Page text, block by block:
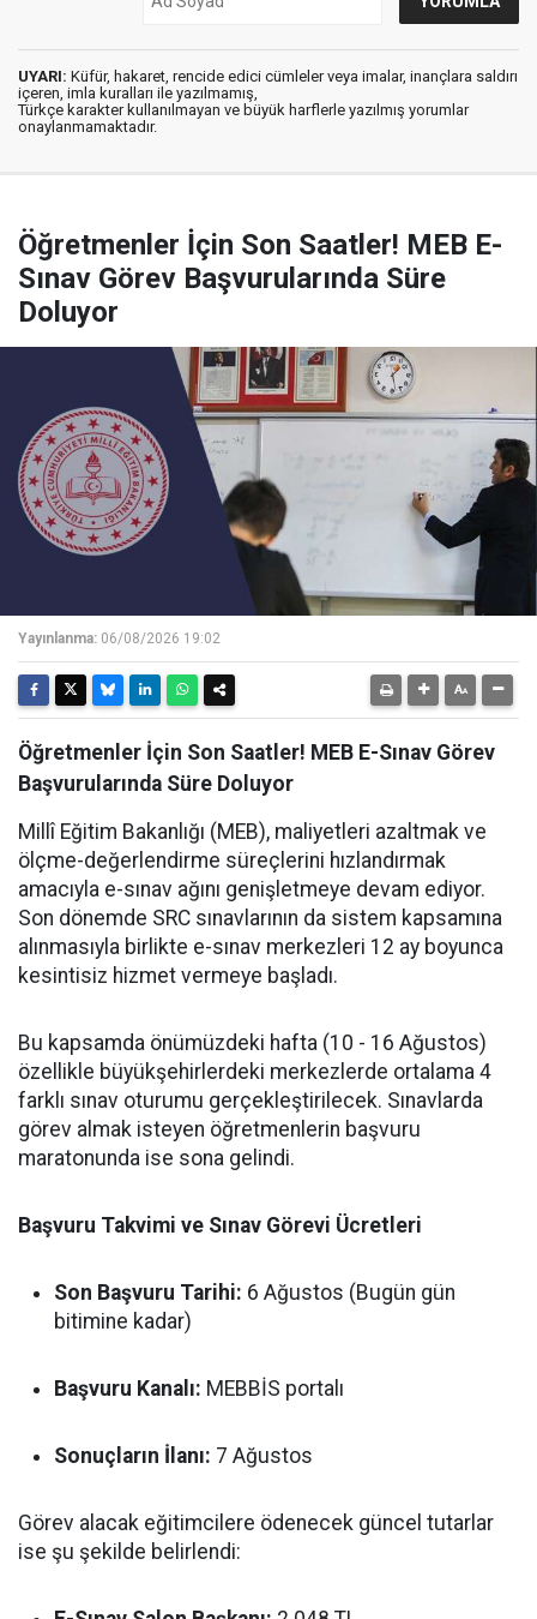
UYARI: Küfür, hakaret, rencide edici cümleler veya imalar, inançlara saldırı
içeren, imla kuralları ile yazılmamış,
Türkçe karakter kullanılmayan ve büyük harflerle yazılmış yorumlar
onaylanmamaktadır.
Öğretmenler İçin Son Saatler! MEB E-
Sınav Görev Başvurularında Süre
Doluyor
Yayınlanma: 06/08/2026 19:02
Öğretmenler İçin Son Saatler! MEB E-Sınav Görev
Başvurularında Süre Doluyor
Millî Eğitim Bakanlığı (MEB), maliyetleri azaltmak ve
ölçme-değerlendirme süreçlerini hızlandırmak
amacıyla e-sınav ağını genişletmeye devam ediyor.
Son dönemde SRC sınavlarının da sistem kapsamına
alınmasıyla birlikte e-sınav merkezleri 12 ay boyunca
kesintisiz hizmet vermeye başladı.
Bu kapsamda önümüzdeki hafta (10 - 16 Ağustos)
özellikle büyükşehirlerdeki merkezlerde ortalama 4
farklı sınav oturumu gerçekleştirilecek. Sınavlarda
görev almak isteyen öğretmenlerin başvuru
maratonunda ise sona gelindi.
Başvuru Takvimi ve Sınav Görevi Ücretleri
Son Başvuru Tarihi: 6 Ağustos (Bugün gün
bitimine kadar)
Başvuru Kanalı: MEBBİS portalı
Sonuçların İlanı: 7 Ağustos
Görev alacak eğitimcilere ödenecek güncel tutarlar
ise şu şekilde belirlendi: